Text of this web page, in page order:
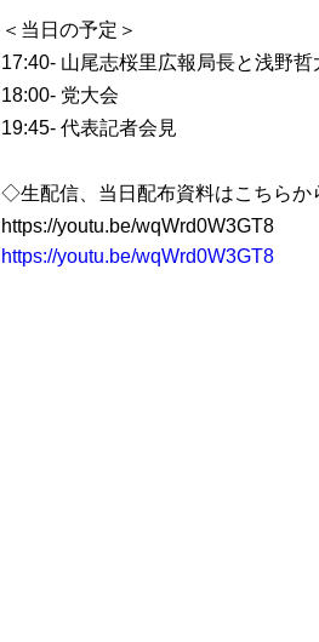
＜当日の予定＞
17:40- 山尾志桜里広報局長と浅野
18:00- 党大会
19:45- 代表記者会見
◇生配信、当日配布資料はこちらか
https://youtu.be/wqWrd0W3GT8
https://youtu.be/wqWrd0W3GT8